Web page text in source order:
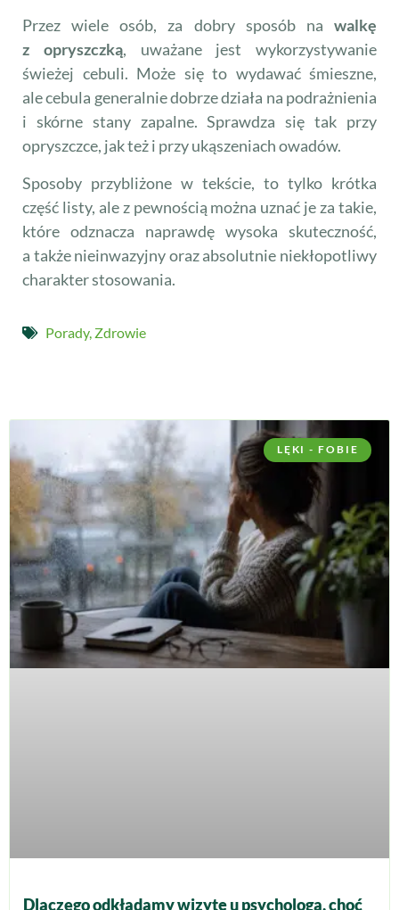
Przez wiele osób, za dobry sposób na walkę
z opryszczką, uważane jest wykorzystywanie
świeżej cebuli. Może się to wydawać śmieszne,
ale cebula generalnie dobrze działa na podrażnienia
i skórne stany zapalne. Sprawdza się tak przy
opryszczce, jak też i przy ukąszeniach owadów.
Sposoby przybliżone w tekście, to tylko krótka
część listy, ale z pewnością można uznać je za takie,
które odznacza naprawdę wysoka skuteczność,
a także nieinwazyjny oraz absolutnie niekłopotliwy
charakter stosowania.
Porady, Zdrowie
LĘKI - FOBIE
Dlaczego odkładamy wizytę u psychologa, choć